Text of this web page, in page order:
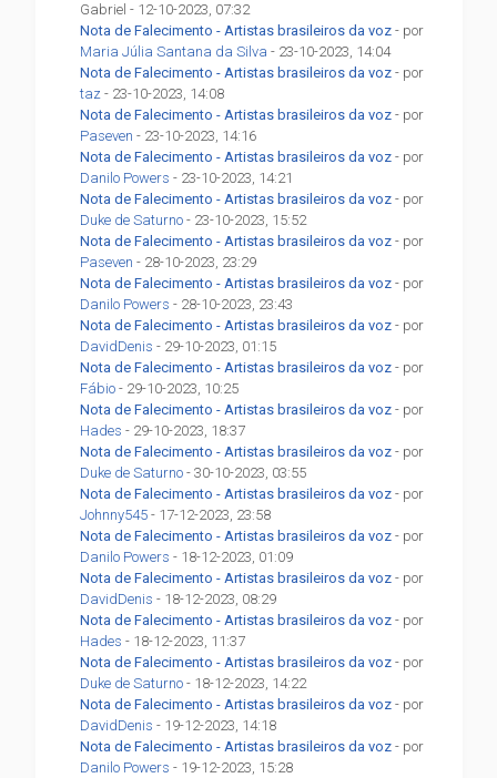
Gabriel - 12-10-2023, 07:32
Nota de Falecimento - Artistas brasileiros da voz - por
Maria Júlia Santana da Silva - 23-10-2023, 14:04
Nota de Falecimento - Artistas brasileiros da voz - por
taz - 23-10-2023, 14:08
Nota de Falecimento - Artistas brasileiros da voz - por
Paseven - 23-10-2023, 14:16
Nota de Falecimento - Artistas brasileiros da voz - por
Danilo Powers - 23-10-2023, 14:21
Nota de Falecimento - Artistas brasileiros da voz - por
Duke de Saturno - 23-10-2023, 15:52
Nota de Falecimento - Artistas brasileiros da voz - por
Paseven - 28-10-2023, 23:29
Nota de Falecimento - Artistas brasileiros da voz - por
Danilo Powers - 28-10-2023, 23:43
Nota de Falecimento - Artistas brasileiros da voz - por
DavidDenis - 29-10-2023, 01:15
Nota de Falecimento - Artistas brasileiros da voz - por
Fábio - 29-10-2023, 10:25
Nota de Falecimento - Artistas brasileiros da voz - por
Hades - 29-10-2023, 18:37
Nota de Falecimento - Artistas brasileiros da voz - por
Duke de Saturno - 30-10-2023, 03:55
Nota de Falecimento - Artistas brasileiros da voz - por
Johnny545 - 17-12-2023, 23:58
Nota de Falecimento - Artistas brasileiros da voz - por
Danilo Powers - 18-12-2023, 01:09
Nota de Falecimento - Artistas brasileiros da voz - por
DavidDenis - 18-12-2023, 08:29
Nota de Falecimento - Artistas brasileiros da voz - por
Hades - 18-12-2023, 11:37
Nota de Falecimento - Artistas brasileiros da voz - por
Duke de Saturno - 18-12-2023, 14:22
Nota de Falecimento - Artistas brasileiros da voz - por
DavidDenis - 19-12-2023, 14:18
Nota de Falecimento - Artistas brasileiros da voz - por
Danilo Powers - 19-12-2023, 15:28